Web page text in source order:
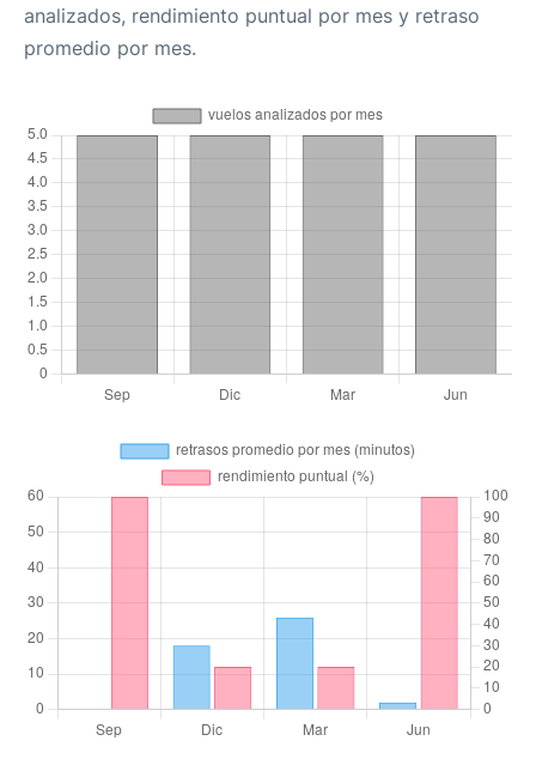
analizados, rendimiento puntual por mes y retraso
promedio por mes.